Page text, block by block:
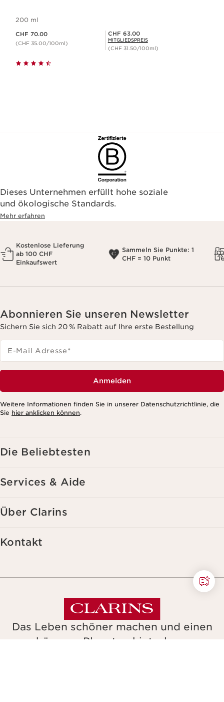
200 ml
CHF 70.00
(CHF 35.00/100ml)
Mitgliederpreis CHF 63.00
CHF 63.00
MITGLIEDSPREIS
(CHF 31.50/100ml)
Dieses Unternehmen erfüllt hohe soziale
und ökologische Standards.
Mehr erfahren
Kostenlose Lieferung
ab 100 CHF
Einkaufswert
Sammeln Sie Punkte: 1
CHF = 10 Punkt
Abonnieren Sie unseren Newsletter
Sichern Sie sich 20 % Rabatt auf Ihre erste Bestellung
E-Mail Adresse*
Anmelden
Weitere Informationen finden Sie in unserer Datenschutzrichtlinie, die
Sie hier anklicken können.
Die Beliebtesten
Services & Aide
Über Clarins
Kontakt
Das Leben schöner machen und einen
schöneren Planeten hinterlassen.